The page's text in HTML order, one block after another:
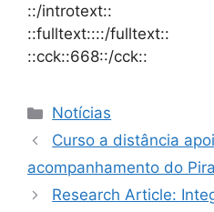
::/introtext::
::fulltext::::/fulltext::
::cck::668::/cck::
Notícias
Curso a distância
acompanhamento do
Research Article: